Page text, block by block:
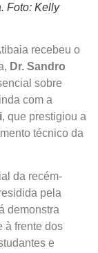
Foto: Kelly
recebeu o
Dr. Sandro
sobre
com a
, que prestigiou a
técnico da
da recém-
pela
demonstra
à frente dos
e